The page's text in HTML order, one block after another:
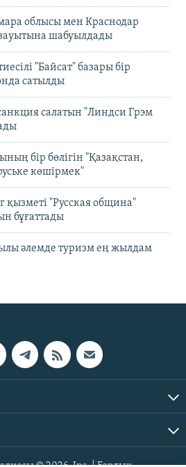
облысы мен Краснодар
шабуылдады
"Байсат" базары бір
сатылды
салатын "Линдси Грэм
бір бөлігін "Қазақстан,
көшірмек"
қызметі "Русская община"
бұғаттады
әлемде туризм ең жылдам